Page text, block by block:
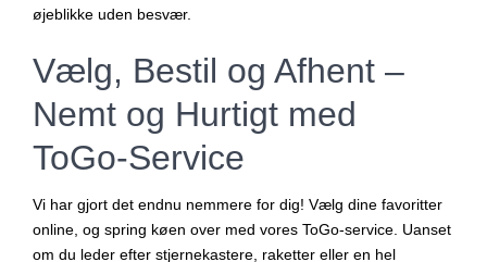
øjeblikke uden besvær.
Vælg, Bestil og Afhent –
Nemt og Hurtigt med
ToGo-Service
Vi har gjort det endnu nemmere for dig! Vælg dine favoritter
online, og spring køen over med vores ToGo-service. Uanset
om du leder efter stjernekastere, raketter eller en hel